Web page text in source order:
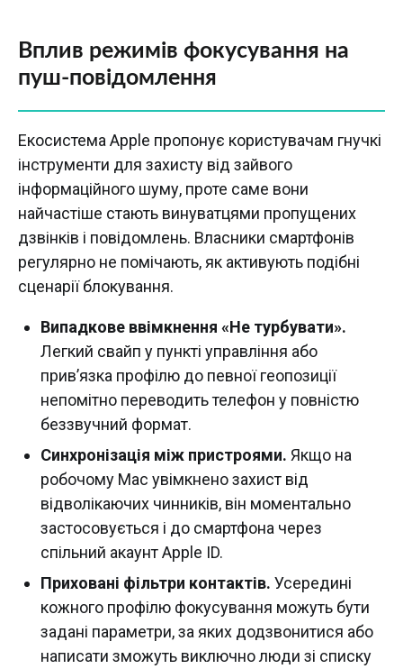
Вплив режимів фокусування на
пуш-повідомлення
Екосистема Apple пропонує користувачам гнучкі
інструменти для захисту від зайвого
інформаційного шуму, проте саме вони
найчастіше стають винуватцями пропущених
дзвінків і повідомлень. Власники смартфонів
регулярно не помічають, як активують подібні
сценарії блокування.
Випадкове ввімкнення «Не турбувати».
Легкий свайп у пункті управління або
прив’язка профілю до певної геопозиції
непомітно переводить телефон у повністю
беззвучний формат.
Синхронізація між пристроями. Якщо на
робочому Mac увімкнено захист від
відволікаючих чинників, він моментально
застосовується і до смартфона через
спільний акаунт Apple ID.
Приховані фільтри контактів. Усередині
кожного профілю фокусування можуть бути
задані параметри, за яких додзвонитися або
написати зможуть виключно люди зі списку